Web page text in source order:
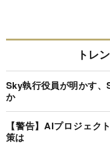
トレ
Sky執行役員が明かす
か
【警告】AIプロジェク
策は